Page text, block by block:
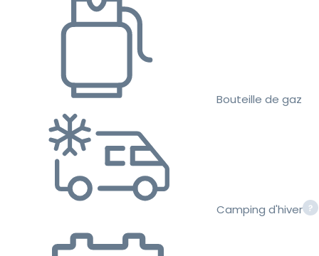
Bouteille de gaz
Camping d'hiver